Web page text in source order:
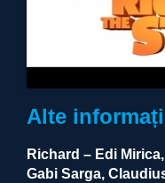
Alte
Richard – Edi
Gabi Sarga,